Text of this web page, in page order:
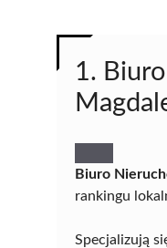
1.
Biuro
rankingu
Specjalizują